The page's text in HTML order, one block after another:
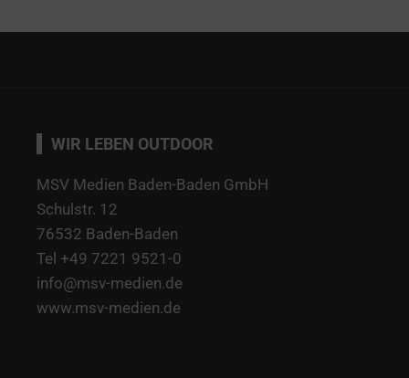
WIR LEBEN OUTDOOR
MSV Medien Baden-Baden GmbH
Schulstr. 12
76532 Baden-Baden
Tel +49 7221 9521-0
info@msv-medien.de
www.msv-medien.de